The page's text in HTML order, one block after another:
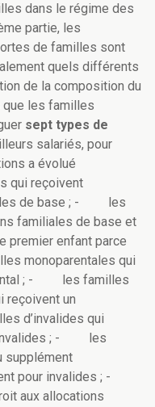
dans le régime des
partie, les
de familles sont
quels différents
de la composition du
les familles
sept types de
salariés, pour
a évolué
qui reçoivent
de base ; -
les
familiales de base et
premier enfant parce
monoparentales qui
; -
les familles
reçoivent un
d’invalides qui
; -
les
supplément
pour invalides ; -
aux allocations